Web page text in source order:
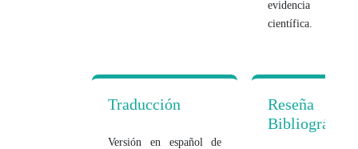
evidencia
científica.
Traducción
Versión en español de
Reseña
Bibliográfica